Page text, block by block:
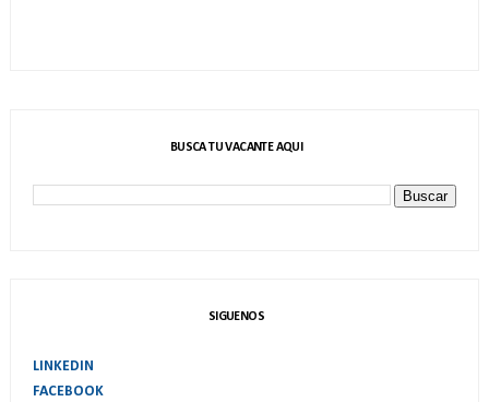
BUSCA TU VACANTE AQUI
SIGUENOS
LINKEDIN
FACEBOOK